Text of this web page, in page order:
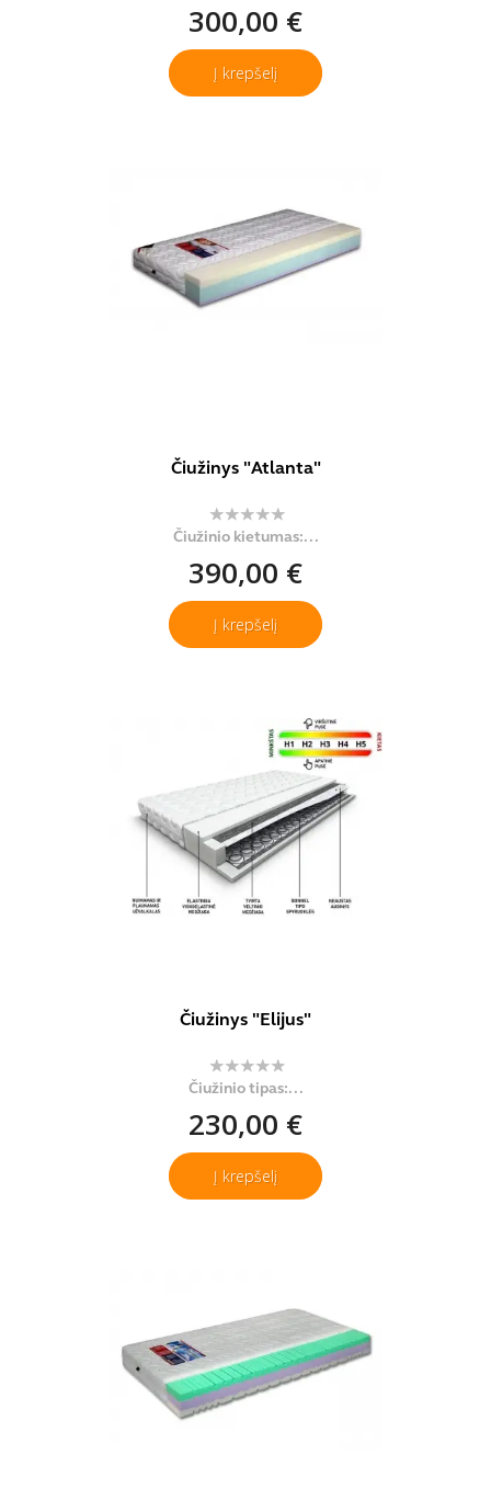
300,00 €
Į krepšelį
Čiužinys "Atlanta"
Čiužinio kietumas:...
390,00 €
Į krepšelį
Čiužinys "Elijus"
Čiužinio tipas:...
230,00 €
Į krepšelį